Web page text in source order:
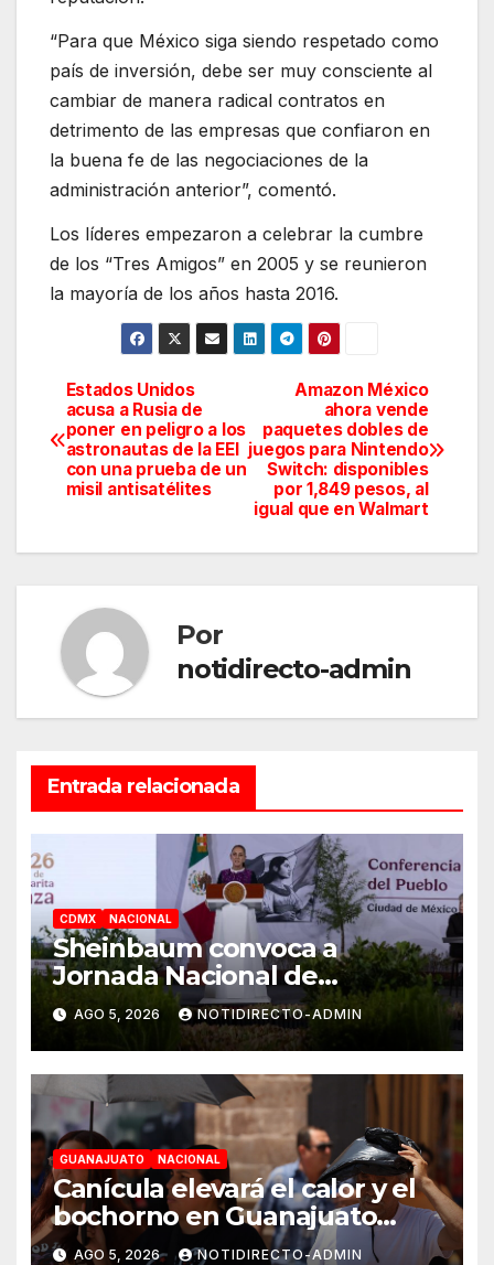
“Para que México siga siendo respetado como
país de inversión, debe ser muy consciente al
cambiar de manera radical contratos en
detrimento de las empresas que confiaron en
la buena fe de las negociaciones de la
administración anterior”, comentó.
Los líderes empezaron a celebrar la cumbre
de los “Tres Amigos” en 2005 y se reunieron
la mayoría de los años hasta 2016.
Navegación
de
entradas
Amazon México
ahora vende
paquetes dobles de
juegos para Nintendo
Switch: disponibles
por 1,849 pesos, al
igual que en Walmart
Estados Unidos
acusa a Rusia de
poner en peligro a los
astronautas de la EEI
con una prueba de un
misil antisatélites
Por
notidirecto-admin
Entrada relacionada
CDMX NACIONAL
Sheinbaum convoca a
Jornada Nacional de
Reforestación el 9 de agosto
AGO 5, 2026 NOTIDIRECTO-ADMIN
GUANAJUATO NACIONAL
Canícula elevará el calor y el
bochorno en Guanajuato
durante agosto
AGO 5, 2026 NOTIDIRECTO-ADMIN